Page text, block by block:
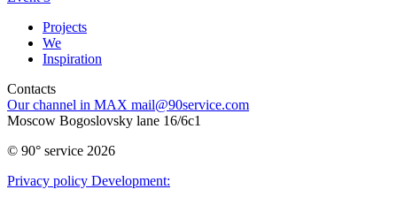
Projects
We
Inspiration
Contacts
Our channel in MAX mail@90service.com
Moscow Bogoslovsky lane 16/6c1
© 90° service 2026
Privacy policy Development: